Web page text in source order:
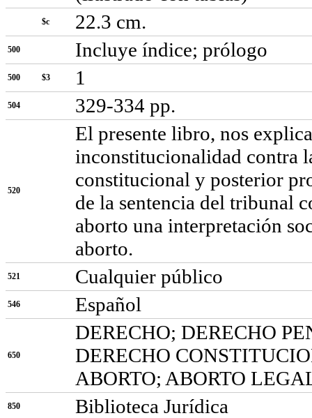
$c 22.3 cm.
500 Incluye índice; prólogo
500 $3 1
504 329-334 pp.
520
El presente libro, nos
inconstitucionalidad contra
constitucional y posterior
de la sentencia del tribunal
aborto una interpretación
aborto.
521 Cualquier público
546 Español
650
DERECHO; DERECHO
DERECHO
ABORTO; ABORTO
850 Biblioteca Jurídica